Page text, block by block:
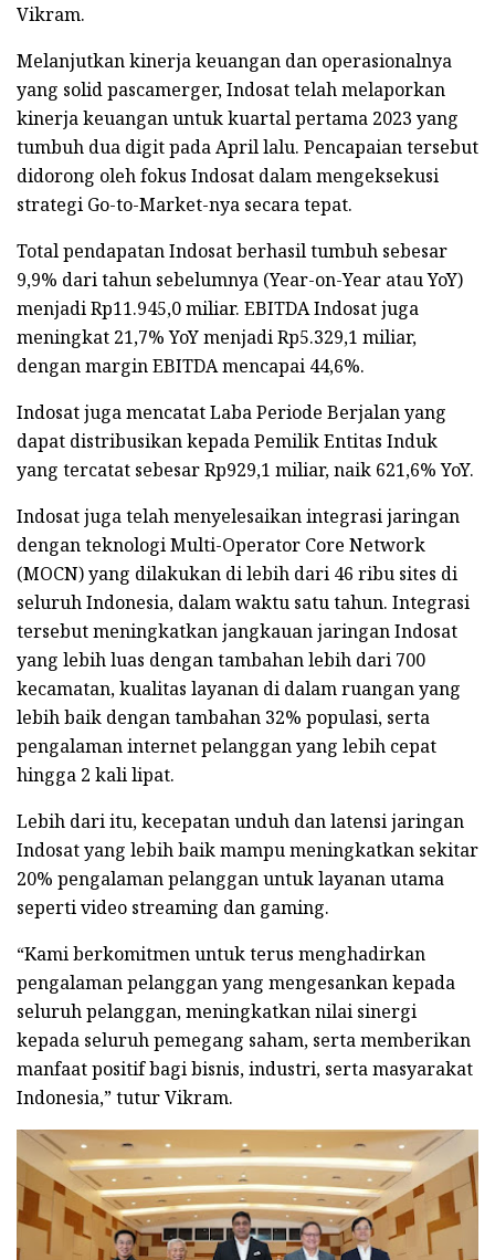
Vikram.
Melanjutkan kinerja keuangan dan operasionalnya
yang solid pascamerger, Indosat telah melaporkan
kinerja keuangan untuk kuartal pertama 2023 yang
tumbuh dua digit pada April lalu. Pencapaian tersebut
didorong oleh fokus Indosat dalam mengeksekusi
strategi Go-to-Market-nya secara tepat.
Total pendapatan Indosat berhasil tumbuh sebesar
9,9% dari tahun sebelumnya (Year-on-Year atau YoY)
menjadi Rp11.945,0 miliar. EBITDA Indosat juga
meningkat 21,7% YoY menjadi Rp5.329,1 miliar,
dengan margin EBITDA mencapai 44,6%.
Indosat juga mencatat Laba Periode Berjalan yang
dapat distribusikan kepada Pemilik Entitas Induk
yang tercatat sebesar Rp929,1 miliar, naik 621,6% YoY.
Indosat juga telah menyelesaikan integrasi jaringan
dengan teknologi Multi-Operator Core Network
(MOCN) yang dilakukan di lebih dari 46 ribu sites di
seluruh Indonesia, dalam waktu satu tahun. Integrasi
tersebut meningkatkan jangkauan jaringan Indosat
yang lebih luas dengan tambahan lebih dari 700
kecamatan, kualitas layanan di dalam ruangan yang
lebih baik dengan tambahan 32% populasi, serta
pengalaman internet pelanggan yang lebih cepat
hingga 2 kali lipat.
Lebih dari itu, kecepatan unduh dan latensi jaringan
Indosat yang lebih baik mampu meningkatkan sekitar
20% pengalaman pelanggan untuk layanan utama
seperti video streaming dan gaming.
“Kami berkomitmen untuk terus menghadirkan
pengalaman pelanggan yang mengesankan kepada
seluruh pelanggan, meningkatkan nilai sinergi
kepada seluruh pemegang saham, serta memberikan
manfaat positif bagi bisnis, industri, serta masyarakat
Indonesia,” tutur Vikram.